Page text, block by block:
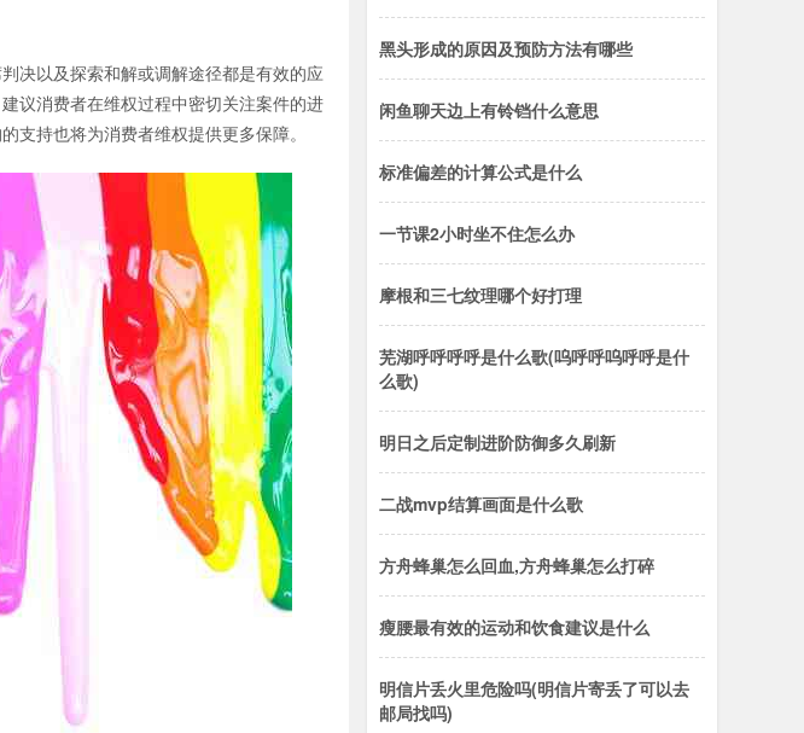
决以及探索和解或调解途径都是有效的应
议消费者在维权过程中密切关注案件的进
支持也将为消费者维权提供更多保障。
黑头形成的原因及预防方法有哪些
闲鱼聊天边上有铃铛什么意思
标准偏差的计算公式是什么
一节课2小时坐不住怎么办
摩根和三七纹理哪个好打理
芜湖呼呼呼呼是什么歌(呜呼呼呜呼呼是什
么歌)
明日之后定制进阶防御多久刷新
二战mvp结算画面是什么歌
方舟蜂巢怎么回血,方舟蜂巢怎么打碎
瘦腰最有效的运动和饮食建议是什么
明信片丢火里危险吗(明信片寄丢了可以去
邮局找吗)